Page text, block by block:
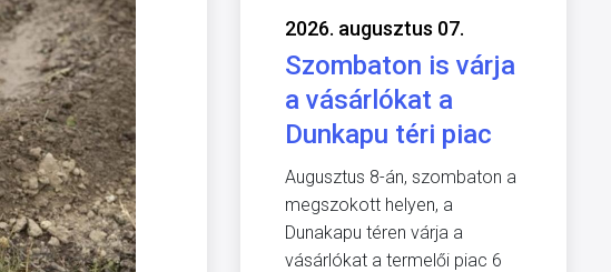
2026. augusztus 07.
Szombaton is várja
a vásárlókat a
Dunkapu téri piac
Augusztus 8-án, szombaton a
megszokott helyen, a
Dunakapu téren várja a
vásárlókat a termelői piac 6